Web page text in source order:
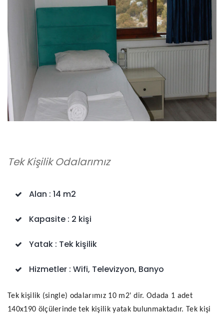
Tek Kişilik Odalarımız
Alan : 14 m2
Kapasite : 2 kişi
Yatak : Tek kişilik
Hizmetler : Wifi, Televizyon, Banyo
Tek kişilik (single) odalarımız 10 m2' dir. Odada 1 adet
140x190 ölçülerinde tek kişilik yatak bulunmaktadır. Tek kişi